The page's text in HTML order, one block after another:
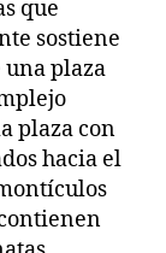
que
sostiene
una plaza
plaza con
hacia el